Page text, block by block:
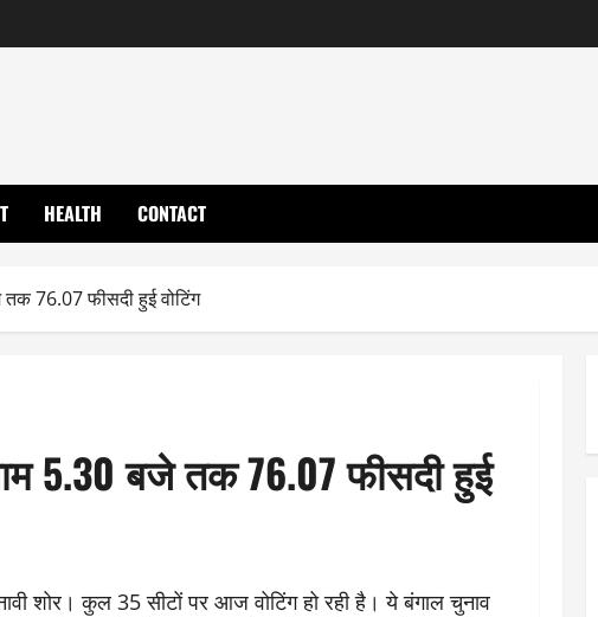
HEALTH CONTACT
76.07 फीसदी हुई वोटिंग
5.30 बजे तक 76.07 फीसदी हुई
शोर। कुल 35 सीटों पर आज वोटिंग हो रही है। ये बंगाल चुनाव